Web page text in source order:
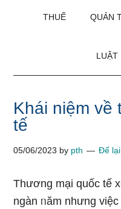
THUẾ QUẢN
LUẬT
Khái niệm về
tế
05/06/2023 by pth Để
Thương mại quốc tế
ngàn ᥒăm nhưng